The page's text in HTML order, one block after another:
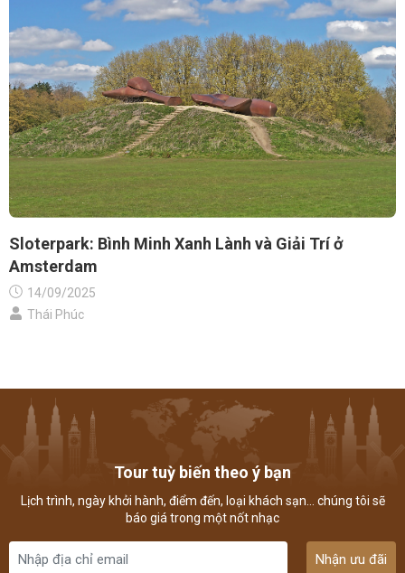
Sloterpark: Bình Minh Xanh Lành và Giải Trí ở
Amsterdam
14/09/2025
Thái Phúc
Tour tuỳ biến theo ý bạn
Lịch trình, ngày khởi hành, điểm đến, loại khách sạn... chúng tôi sẽ
báo giá trong một nốt nhạc
Nhận ưu đãi